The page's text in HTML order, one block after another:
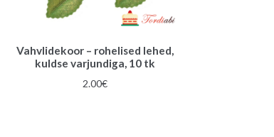
Vahvlidekoor – rohelised lehed,
kuldse varjundiga, 10 tk
2.00€